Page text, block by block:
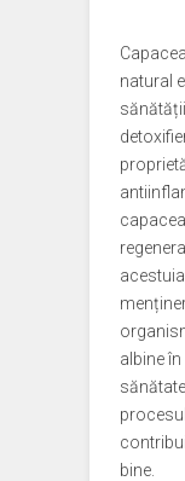
natural
albine
bine.